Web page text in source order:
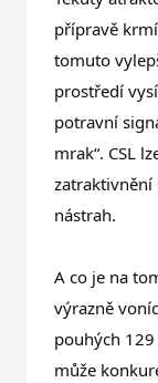
přípravě
tomuto
prostředí
potravní
mrak“. CSL
zatraktivnění
nástrah.
A co je na
výrazně
pouhých
může